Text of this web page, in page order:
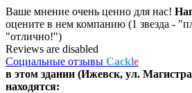
Ваше мнение очень ценно для нас!
оцените в нем компанию (1 звезда -
"отлично!")
Reviews are disabled
Социальные отзывы Cackle
в этом здании (Ижевск, ул.
находятся: